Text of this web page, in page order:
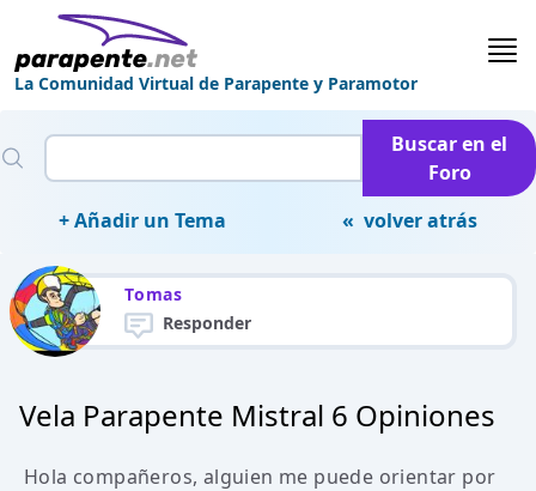
La Comunidad Virtual de Parapente y Paramotor
Buscar en el
Foro
+ Añadir un Tema
« volver atrás
Tomas
Responder
Vela Parapente Mistral 6 Opiniones
Hola compañeros, alguien me puede orientar por